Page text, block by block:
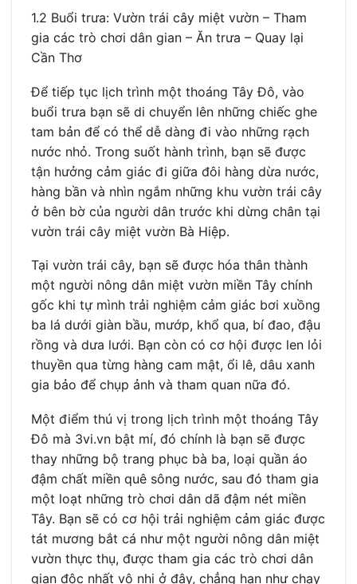
1.2 Buổi trưa: Vườn trái cây miệt vườn – Tham
gia các trò chơi dân gian – Ăn trưa – Quay lại
Cần Thơ
Để tiếp tục lịch trình một thoáng Tây Đô, vào
buổi trưa bạn sẽ di chuyển lên những chiếc ghe
tam bản để có thể dễ dàng đi vào những rạch
nước nhỏ. Trong suốt hành trình, bạn sẽ được
tận hưởng cảm giác đi giữa đôi hàng dừa nước,
hàng bần và nhìn ngắm những khu vườn trái cây
ở bên bờ của người dân trước khi dừng chân tại
vườn trái cây miệt vườn Bà Hiệp.
Tại vườn trái cây, bạn sẽ được hóa thân thành
một người nông dân miệt vườn miền Tây chính
gốc khi tự mình trải nghiệm cảm giác bơi xuồng
ba lá dưới giàn bầu, mướp, khổ qua, bí đao, đậu
rồng và dưa lưới. Bạn còn có cơ hội được len lỏi
thuyền qua từng hàng cam mật, ổi lê, dâu xanh
gia bảo để chụp ảnh và tham quan nữa đó.
Một điểm thú vị trong lịch trình một thoáng Tây
Đô mà 3vi.vn bật mí, đó chính là bạn sẽ được
thay những bộ trang phục bà ba, loại quần áo
đậm chất miền quê sông nước, sau đó tham gia
một loạt những trò chơi dân dã đậm nét miền
Tây. Bạn sẽ có cơ hội trải nghiệm cảm giác được
tát mương bắt cá như một người nông dân miệt
vườn thực thụ, được tham gia các trò chơi dân
gian độc nhất vô nhị ở đây, chẳng hạn như chạy